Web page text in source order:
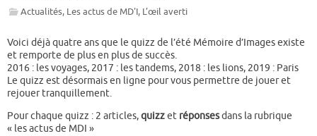
Actualités, Les actus de MD'I, L’œil averti
Voici déjà quatre ans que le quizz de l’été Mémoire d’Images existe
et remporte de plus en plus de succès.
2016 : les voyages, 2017 : les tandems, 2018 : les lions, 2019 : Paris
Le quizz est désormais en ligne pour vous permettre de jouer et
rejouer tranquillement.
Pour chaque quizz : 2 articles,quizzet réponsesdans la rubrique
« les actus de MDI »